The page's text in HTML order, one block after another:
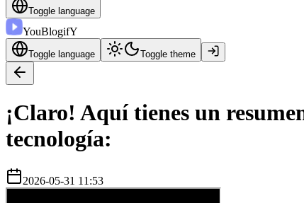
Toggle language
YouBlogifY
Toggle language Toggle theme
¡Claro! Aquí tienes un
tecnología:
2026-05-31 11:53